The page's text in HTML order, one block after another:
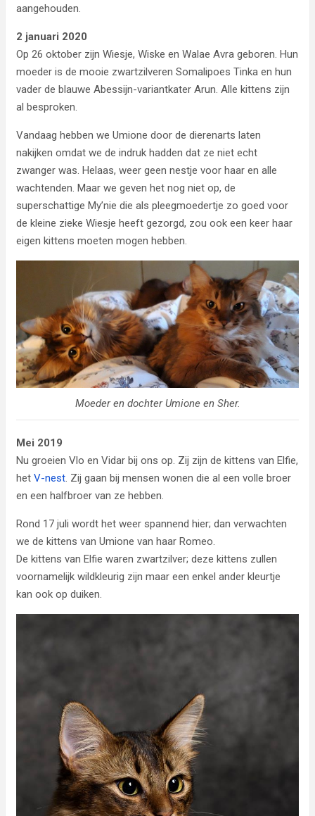
aangehouden.
2 januari 2020
Op 26 oktober zijn Wiesje, Wiske en Walae Avra geboren. Hun
moeder is de mooie zwartzilveren Somalipoes Tinka en hun
vader de blauwe Abessijn-variantkater Arun. Alle kittens zijn
al besproken.
Vandaag hebben we Umione door de dierenarts laten
nakijken omdat we de indruk hadden dat ze niet echt
zwanger was. Helaas, weer geen nestje voor haar en alle
wachtenden. Maar we geven het nog niet op, de
superschattige My’nie die als pleegmoedertje zo goed voor
de kleine zieke Wiesje heeft gezorgd, zou ook een keer haar
eigen kittens moeten mogen hebben.
Moeder en dochter Umione en Sher.
Mei 2019
Nu groeien Vlo en Vidar bij ons op. Zij zijn de kittens van Elfie,
het V-nest. Zij gaan bij mensen wonen die al een volle broer
en een halfbroer van ze hebben.
Rond 17 juli wordt het weer spannend hier; dan verwachten
we de kittens van Umione van haar Romeo.
De kittens van Elfie waren zwartzilver; deze kittens zullen
voornamelijk wildkleurig zijn maar een enkel ander kleurtje
kan ook op duiken.